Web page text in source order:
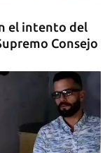
el intento del
Consejo